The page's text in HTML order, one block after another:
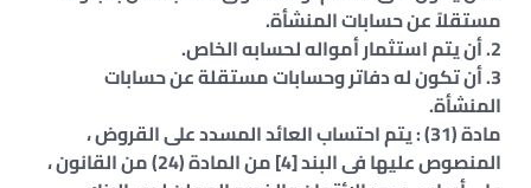
مستقلاً عن حسابات المنشأة.
2. أن يتم استثمار أمواله لحسابه الخاص.
3. أن تكون له دفاتر وحسابات مستقلة عن حسابات
المنشأة.
مادة (31) : يتم احتساب العائد المسدد على القروض ،
المنصوص عليها فى البند [4] من المادة (24) من القانون ،